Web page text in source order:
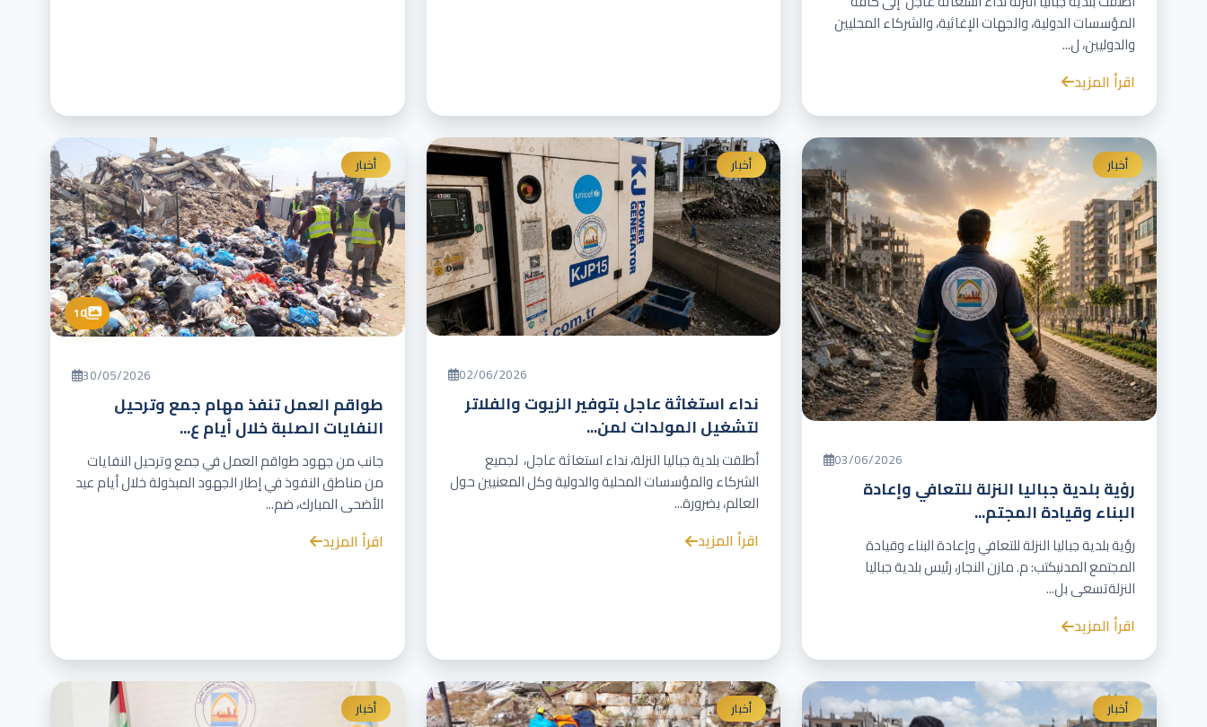
المؤسسات الدولية، والجهات الإغاثية، والشركاء المحليين
والدوليين، ل...
اقرأ المزيد
أخبار
03/06/2026
رؤية بلدية جباليا النزلة للتعافي وإعادة
البناء وقيادة المجتم...
رؤية بلدية جباليا النزلة للتعافي وإعادة البناء وقيادة
المجتمع المدنيكتب: م. مازن النجار، رئيس بلدية جباليا
النزلةتسعى بل...
اقرأ المزيد
أخبار
02/06/2026
نداء استغاثة عاجل بتوفير الزيوت والفلاتر
لتشغيل المولدات لمن...
أطلقت بلدية جباليا النزلة، نداء استغاثة عاجل، لجميع
الشركاء والمؤسسات المحلية والدولية وكل المعنيين حول
العالم، بضرورة...
اقرأ المزيد
أخبار
10
30/05/2026
طواقم العمل تنفذ مهام جمع وترحيل
النفايات الصلبة خلال أيام ع...
جانب من جهود طواقم العمل في جمع وترحيل النفايات
من مناطق النفوذ في إطار الجهود المبذولة خلال أيام عيد
الأضحى المبارك، ضم...
اقرأ المزيد
أخبار أخبار أخبار